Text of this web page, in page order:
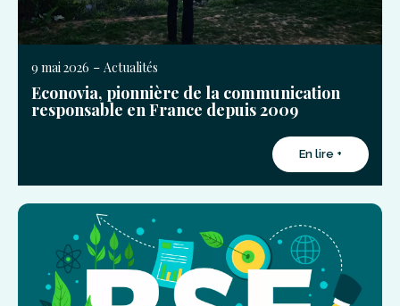
9 mai 2026 - Actualités
Econovia, pionnière de la communication
responsable en France depuis 2009
En lire +